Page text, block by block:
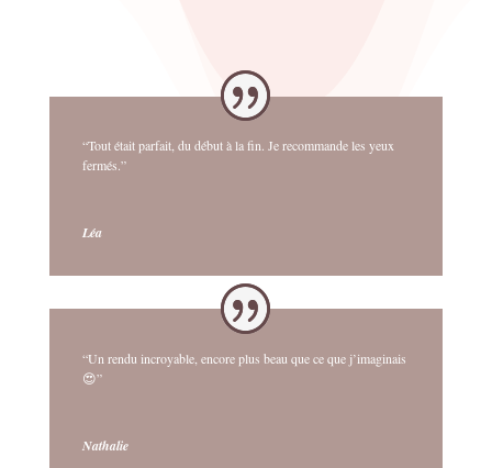
“Tout était parfait, du début à la fin. Je recommande les yeux
fermés.”
Léa
“Un rendu incroyable, encore plus beau que ce que j’imaginais
😍”
Nathalie